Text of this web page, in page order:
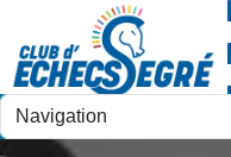
Panneau de gestion des